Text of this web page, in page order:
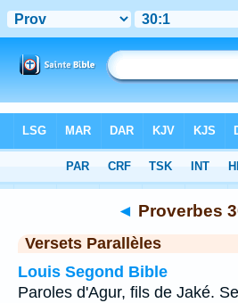
Chapitre 30 > Verset 1
◄ Proverbes
Versets Parallèles
Louis Segond Bible
Paroles d'Agur, fils de Jaké.